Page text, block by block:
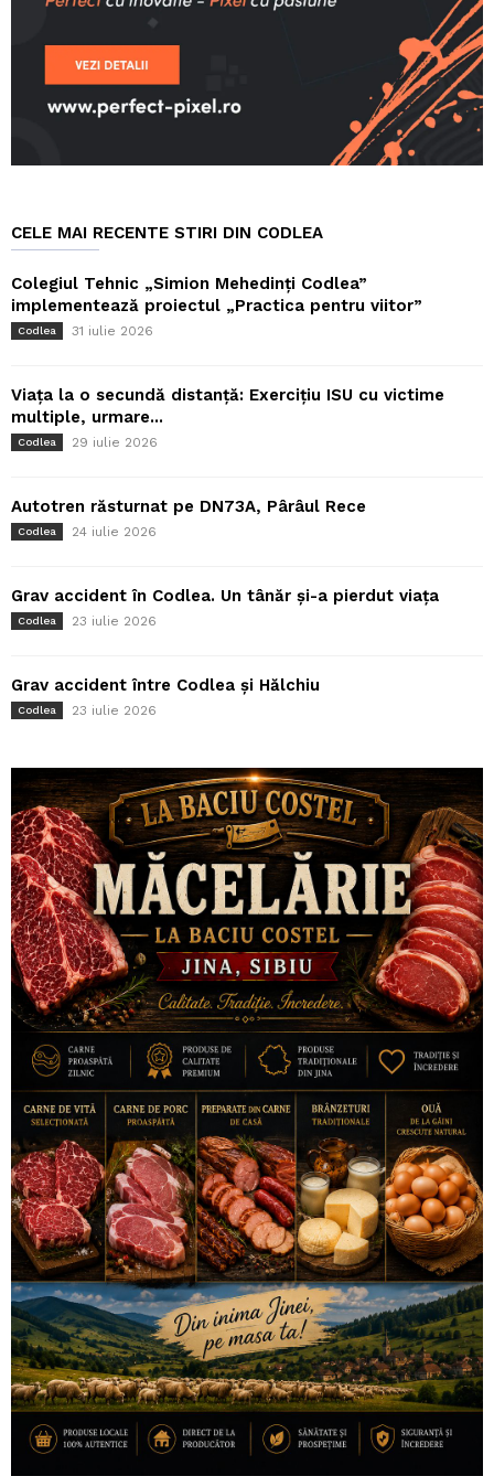
CELE MAI RECENTE STIRI DIN CODLEA
Colegiul Tehnic „Simion Mehedinți Codlea”
implementează proiectul „Practica pentru viitor”
Codlea 31 iulie 2026
Viața la o secundă distanță: Exercițiu ISU cu victime
multiple, urmare...
Codlea 29 iulie 2026
Autotren răsturnat pe DN73A, Pârâul Rece
Codlea 24 iulie 2026
Grav accident în Codlea. Un tânăr și-a pierdut viața
Codlea 23 iulie 2026
Grav accident între Codlea și Hălchiu
Codlea 23 iulie 2026